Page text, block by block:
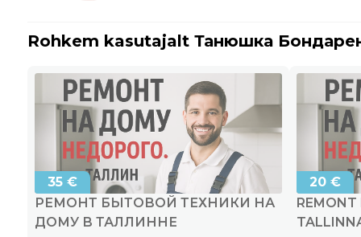
Rohkem kasutajalt Танюшка
35 €
РЕМОНТ БЫТОВОЙ ТЕХНИКИ НА
ДОМУ В ТАЛЛИННЕ
20 €
REMONT